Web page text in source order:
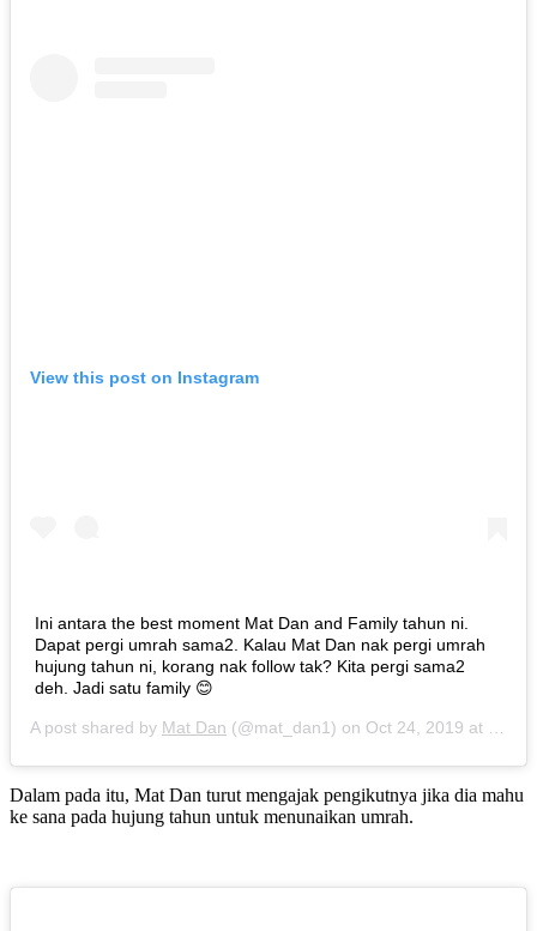
View this post on Instagram
Ini antara the best moment Mat Dan and Family tahun ni.
Dapat pergi umrah sama2. Kalau Mat Dan nak pergi umrah
hujung tahun ni, korang nak follow tak? Kita pergi sama2
deh. Jadi satu family 😊
A post shared by Mat Dan (@mat_dan1) on Oct 24, 2019 at 7:01am PDT
Dalam pada itu, Mat Dan turut mengajak pengikutnya jika dia mahu
ke sana pada hujung tahun untuk menunaikan umrah.